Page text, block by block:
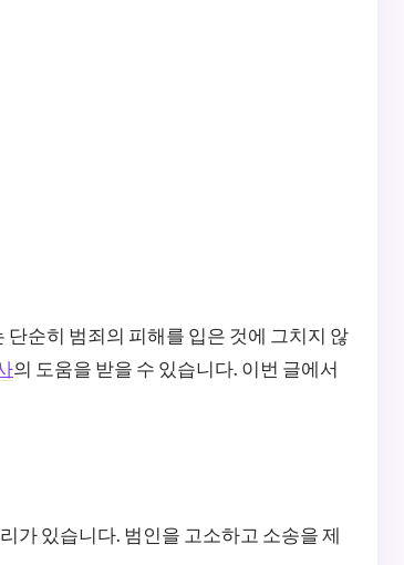
순히 범죄의 피해를 입은 것에 그치지 않
의 도움을 받을 수 있습니다. 이번 글에서
가 있습니다. 범인을 고소하고 소송을 제